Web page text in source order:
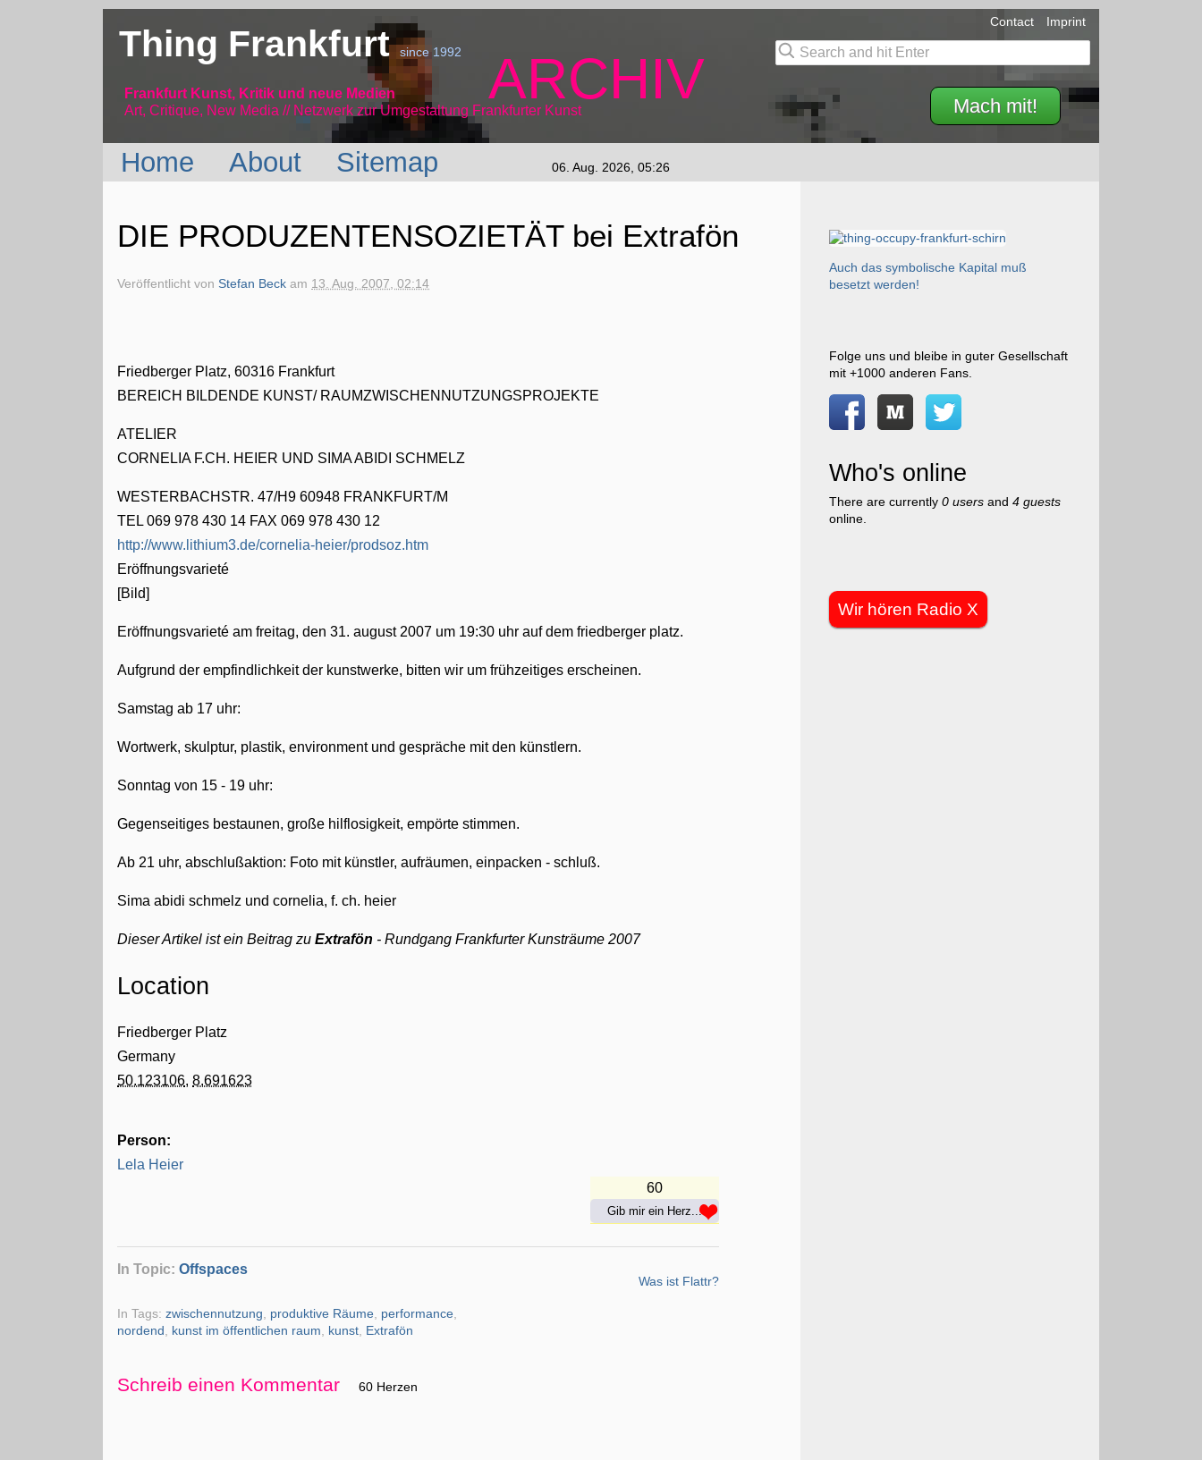
Thing Frankfurtsince 1992
Frankfurt Kunst, Kritik und neue Medien
Art, Critique, New Media // Netzwerk
ARCHIV
zur Umgestaltung Frankfurter Kunst Mach mit!
Contact Imprint
Home About Sitemap 06. Aug. 2026, 05:26
DIE PRODUZENTENSOZIETÄT bei Extrafön
Veröffentlicht vonStefan Beck am 13. Aug. 2007, 02:14
Friedberger Platz, 60316 Frankfurt
BEREICH BILDENDE KUNST/ RAUMZWISCHENNUTZUNGSPROJEKTE
ATELIER
CORNELIA F.CH. HEIER UND SIMA ABIDI SCHMELZ
WESTERBACHSTR. 47/H9 60948 FRANKFURT/M
TEL 069 978 430 14 FAX 069 978 430 12
http://www.lithium3.de/cornelia-heier/prodsoz.htm
Eröffnungsvarieté
[Bild]
Eröffnungsvarieté am freitag, den 31. august 2007 um 19:30 uhr auf dem friedberger platz.
Aufgrund der empfindlichkeit der kunstwerke, bitten wir um frühzeitiges erscheinen.
Samstag ab 17 uhr:
Wortwerk, skulptur, plastik, environment und gespräche mit den künstlern.
Sonntag von 15 - 19 uhr:
Gegenseitiges bestaunen, große hilflosigkeit, empörte stimmen.
Ab 21 uhr, abschlußaktion: Foto mit künstler, aufräumen, einpacken - schluß.
Sima abidi schmelz und cornelia, f. ch. heier
Dieser Artikel ist ein Beitrag zuExtrafön - Rundgang Frankfurter Kunsträume 2007
Location
Friedberger Platz
Germany
50.123106,8.691623
Person:
Lela Heier
60
Gib mir ein Herz...
In Topic:Offspaces
In Tags:zwischennutzung produktive Räume performance
nordend
kunst im öffentlichen raum kunst Extrafön
Was ist Flattr?
Schreib einen Kommentar 60 Herzen
Auch das symbolische Kapital muß
besetzt werden!
Folge uns und bleibe in guter Gesellschaft
mit +1000 anderen Fans.
Who's online
There are currently 0 usersand 4 guests
online.
Wir hören Radio X